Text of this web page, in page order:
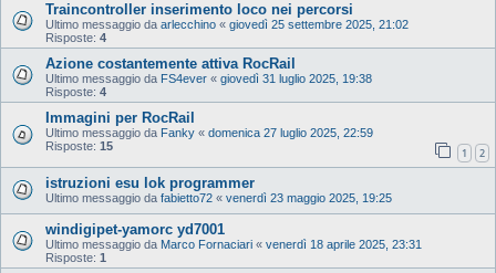
Traincontroller inserimento loco nei percorsi
Ultimo messaggio da arlecchino « giovedì 25 settembre 2025, 21:02
Risposte: 4
Azione costantemente attiva RocRail
Ultimo messaggio da FS4ever « giovedì 31 luglio 2025, 19:38
Risposte: 4
Immagini per RocRail
Ultimo messaggio da Fanky « domenica 27 luglio 2025, 22:59
Risposte: 15 1 2
istruzioni esu lok programmer
Ultimo messaggio da fabietto72 « venerdì 23 maggio 2025, 19:25
windigipet-yamorc yd7001
Ultimo messaggio da Marco Fornaciari « venerdì 18 aprile 2025, 23:31
Risposte: 1